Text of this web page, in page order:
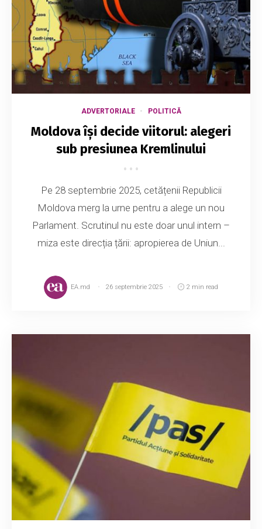
ADVERTORIALE POLITICĂ
Moldova își decide viitorul: alegeri
sub presiunea Kremlinului
Pe 28 septembrie 2025, cetățenii Republicii
Moldova merg la urne pentru a alege un nou
Parlament. Scrutinul nu este doar unul intern –
miza este direcția țării: apropierea de Uniun...
EA.md 26 septembrie 2025 2 min read